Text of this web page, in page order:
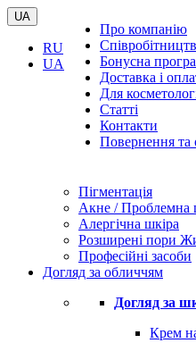
UA
RU
UA
Про компанію
Бонусна
Доставка і
Для
Статті
Контакти
Повернення та
Пігментація
Акне / Проблемна
Алергічна шкіра
Розширені пори
Професійні засоби
Догляд за обличчям
Догляд за
Крем